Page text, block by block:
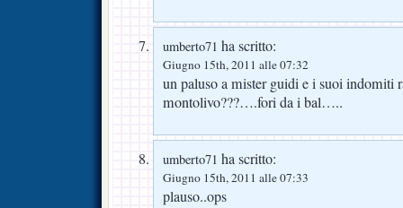
umberto71 ha scritto:
Giugno 15th, 2011 alle 07:32
un paluso a mister guidi e i suoi indomiti
montolivo???….fori da i bal…..
umberto71 ha scritto:
Giugno 15th, 2011 alle 07:33
plauso..ops